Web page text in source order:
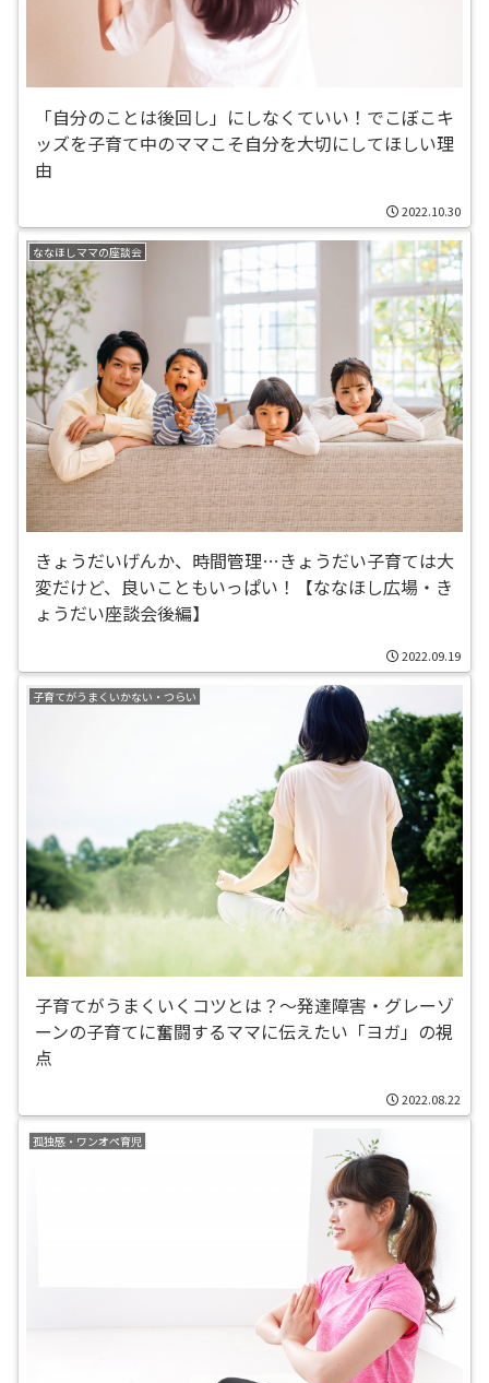
「自分のことは後回し」にしなくていい！でこぼこキ
ッズを子育て中のママこそ自分を大切にしてほしい理
由
2022.10.30
ななほしママの座談会
きょうだいげんか、時間管理…きょうだい子育ては大
変だけど、良いこともいっぱい！【ななほし広場・き
ょうだい座談会後編】
2022.09.19
子育てがうまくいかない・つらい
子育てがうまくいくコツとは？〜発達障害・グレーゾ
ーンの子育てに奮闘するママに伝えたい「ヨガ」の視
点
2022.08.22
孤独感・ワンオペ育児